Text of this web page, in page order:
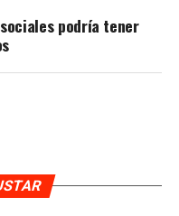
podría tener